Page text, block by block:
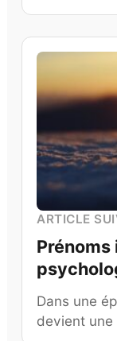
ARTICLE
Prénoms
Dans une
devient